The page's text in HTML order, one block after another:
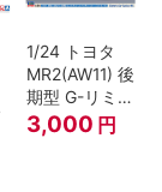
1/24 トヨタ
MR2(AW11) 後
期型 G-リミテ
ッド スーパー
チャージャー
3,000 円